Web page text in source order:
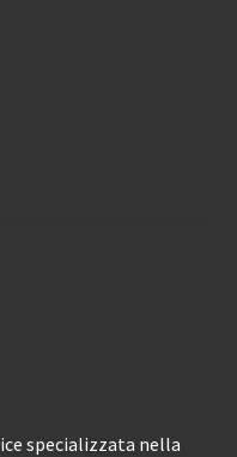
specializzata nella